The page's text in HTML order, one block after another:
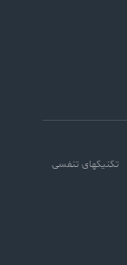
تکنیکهای تنفسی